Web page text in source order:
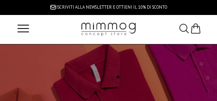
ISCRIVITI ALLA NEWSLETTER E OTTIENI IL 10% DI SCONTO